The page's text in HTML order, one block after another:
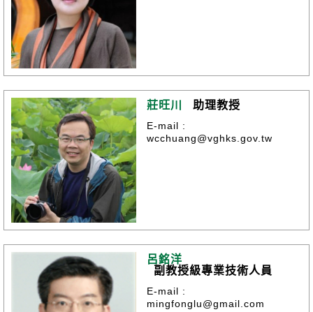
莊旺川 助理教授
E-mail :
wcchuang@vghks.gov.tw
呂銘洋
副教授級專業技術人員
E-mail :
mingfonglu@gmail.com